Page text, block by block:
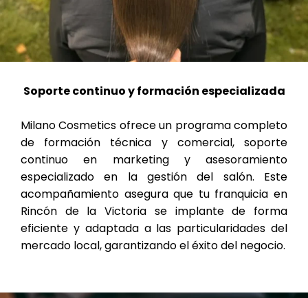
Soporte continuo y formación especializada
Milano Cosmetics ofrece un programa completo
de formación técnica y comercial, soporte
continuo en marketing y asesoramiento
especializado en la gestión del salón. Este
acompañamiento asegura que tu franquicia en
Rincón de la Victoria se implante de forma
eficiente y adaptada a las particularidades del
mercado local, garantizando el éxito del negocio.